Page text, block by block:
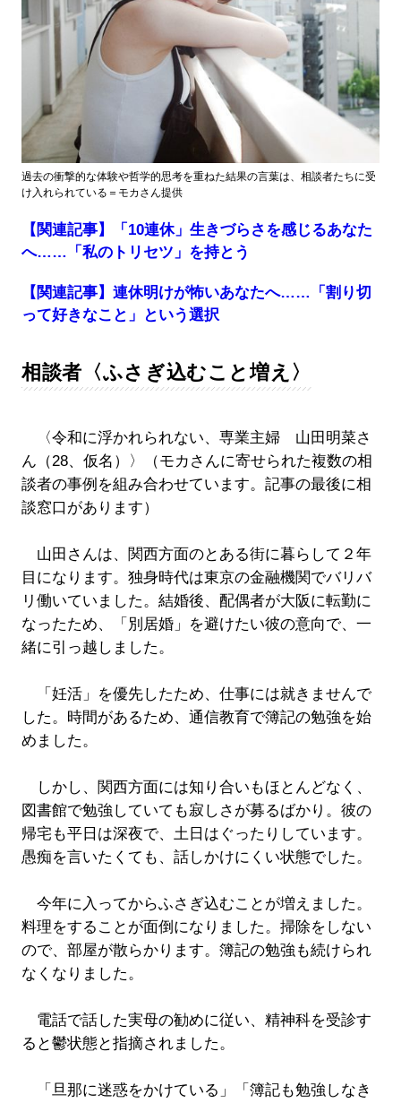
過去の衝撃的な体験や哲学的思考を重ねた結果の言葉は、相談者たちに受
け入れられている＝モカさん提供
【関連記事】「10連休」生きづらさを感じるあなた
へ……「私のトリセツ」を持とう
【関連記事】連休明けが怖いあなたへ……「割り切
って好きなこと」という選択
相談者〈ふさぎ込むこと増え〉
〈令和に浮かれられない、専業主婦 山田明菜さ
ん（28、仮名）〉（モカさんに寄せられた複数の相
談者の事例を組み合わせています。記事の最後に相
談窓口があります）
山田さんは、関西方面のとある街に暮らして２年
目になります。独身時代は東京の金融機関でバリバ
リ働いていました。結婚後、配偶者が大阪に転勤に
なったため、「別居婚」を避けたい彼の意向で、一
緒に引っ越しました。
「妊活」を優先したため、仕事には就きませんで
した。時間があるため、通信教育で簿記の勉強を始
めました。
しかし、関西方面には知り合いもほとんどなく、
図書館で勉強していても寂しさが募るばかり。彼の
帰宅も平日は深夜で、土日はぐったりしています。
愚痴を言いたくても、話しかけにくい状態でした。
今年に入ってからふさぎ込むことが増えました。
料理をすることが面倒になりました。掃除をしない
ので、部屋が散らかります。簿記の勉強も続けられ
なくなりました。
電話で話した実母の勧めに従い、精神科を受診す
ると鬱状態と指摘されました。
「旦那に迷惑をかけている」「簿記も勉強しなき